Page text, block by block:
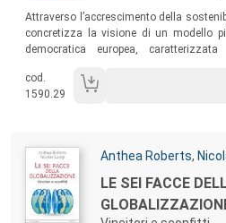
Attraverso l’accrescimento della
concretizza la visione di un modello
democratica europea,
del diritto amministrativo dell’ambiente,
mutamenti nell’assicurare il
cod.
1590.29
Autori:
Anthea Roberts,
Titolo:
LE SEI FACCE